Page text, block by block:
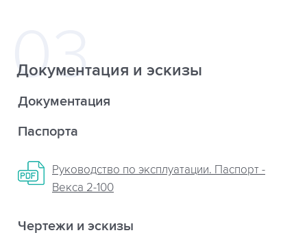
Документация и эскизы
Документация
Паспорта
Руководство по эксплуатации. Паспорт -
Векса 2-100
Чертежи и эскизы